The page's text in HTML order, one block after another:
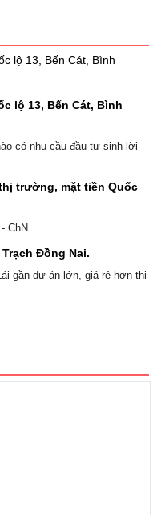
lộ 13, Bến Cát, Bình
có nhu cầu đầu tư sinh lời
trường, mặt tiền Quốc
ChN...
Đồng Nai.
gần dự án lớn, giá rẻ hơn thị